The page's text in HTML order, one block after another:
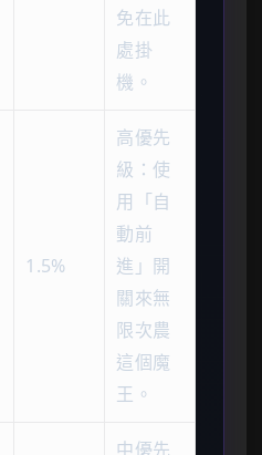
免在此
處掛
機。
1.5%
高優先
級：使
用「自
動前
進」開
關來無
限次農
這個魔
王。
中優先